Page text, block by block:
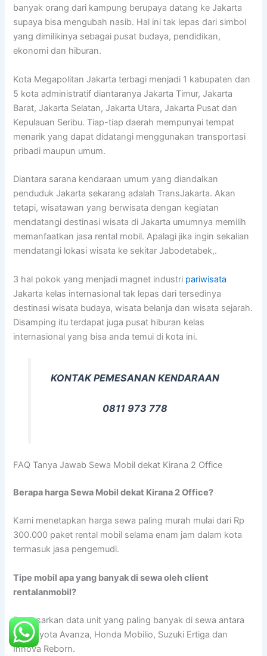
banyak orang dari kampung berupaya datang ke Jakarta
supaya bisa mengubah nasib. Hal ini tak lepas dari simbol
yang dimilikinya sebagai pusat budaya, pendidikan,
ekonomi dan hiburan.
Kota Megapolitan Jakarta terbagi menjadi 1 kabupaten dan
5 kota administratif diantaranya Jakarta Timur, Jakarta
Barat, Jakarta Selatan, Jakarta Utara, Jakarta Pusat dan
Kepulauan Seribu. Tiap-tiap daerah mempunyai tempat
menarik yang dapat didatangi menggunakan transportasi
pribadi maupun umum.
Diantara sarana kendaraan umum yang diandalkan
penduduk Jakarta sekarang adalah TransJakarta. Akan
tetapi, wisatawan yang berwisata dengan kegiatan
mendatangi destinasi wisata di Jakarta umumnya memilih
memanfaatkan jasa rental mobil. Apalagi jika ingin sekalian
mendatangi lokasi wisata ke sekitar Jabodetabek,.
3 hal pokok yang menjadi magnet industri pariwisata
Jakarta kelas internasional tak lepas dari tersedinya
destinasi wisata budaya, wisata belanja dan wisata sejarah.
Disamping itu terdapat juga pusat hiburan kelas
internasional yang bisa anda temui di kota ini.
KONTAK PEMESANAN KENDARAAN
0811 973 778
FAQ Tanya Jawab Sewa Mobil dekat Kirana 2 Office
Berapa harga Sewa Mobil dekat Kirana 2 Office?
Kami menetapkan harga sewa paling murah mulai dari Rp
300.000 paket rental mobil selama enam jam dalam kota
termasuk jasa pengemudi.
Tipe mobil apa yang banyak di sewa oleh client
rentalanmobil?
Berdasarkan data unit yang paling banyak di sewa antara
lain Toyota Avanza, Honda Mobilio, Suzuki Ertiga dan
Innova Reborn.